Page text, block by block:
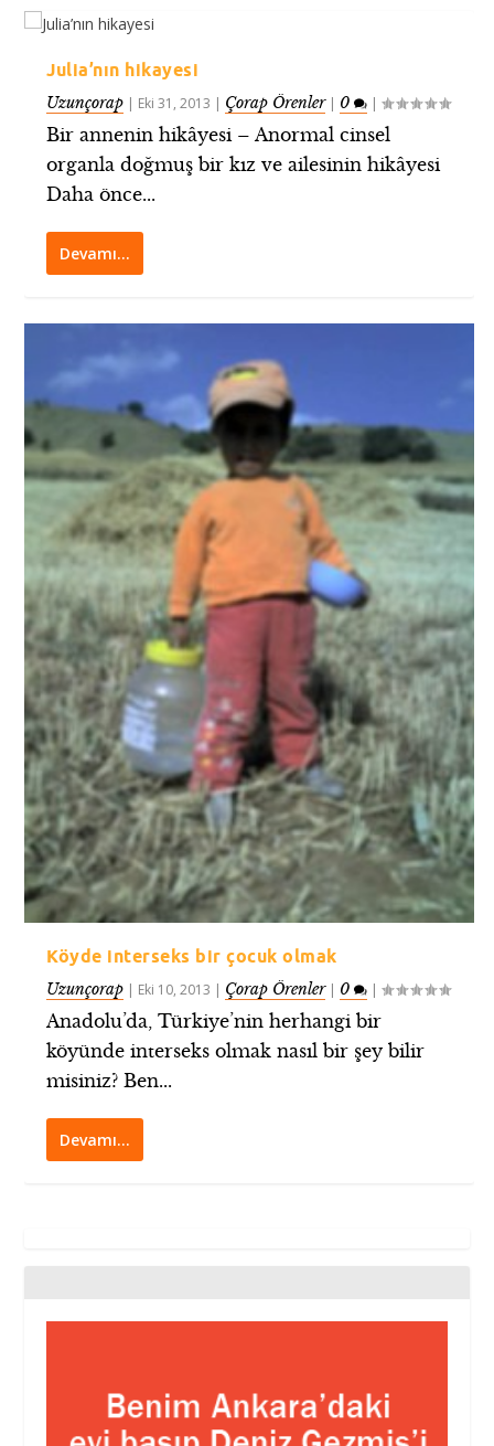
Julia’nın hikayesi
Uzunçorap | Eki 31, 2013 | Çorap Örenler| 0 |
Bir annenin hikâyesi – Anormal cinsel
organla doğmuş bir kız ve ailesinin hikâyesi
Daha önce...
Devamı…
Köyde interseks bir çocuk olmak
Uzunçorap | Eki 10, 2013 | Çorap Örenler| 0 |
Anadolu’da, Türkiye’nin herhangi bir
köyünde interseks olmak nasıl bir şey bilir
misiniz? Ben...
Devamı…